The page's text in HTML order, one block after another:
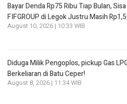
Bayar Denda Rp75 Ribu Tiap Bulan,
FIFGROUP di Legok Justru Masih
August 10, 2026 | 10:33 WIB
Diduga Milik Pengoplos, pickup Gas
Berkeliaran di Batu Ceper!
August 8, 2026 | 11:34 WIB